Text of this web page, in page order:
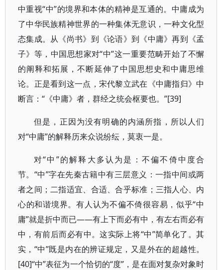
中重视“中”的境界和本体的精神是互通的。中庸成为
了中华民族精神世界的一种集体无意识，一种文化型
态集成。从《尚书》到《论语》到《中庸》再到《孟
子》等，中国思想家对“中”这一重要范畴开始了不懈
的阐释和拓展，不断延伸了中国思想史和中庸思维
论。正是看到这一点，宋代黎立武在《中庸指归》中
断言：“《中庸》者，群经之统会枢要也。”[39]
但是，正因为没有明确的内涵所指，所以人们
对“中庸”的解释历来众说纷纭，莫衷一是。
对“中”的解释大多认为是：不偏不倚中度合
节。“中”字在先秦古籍中有三层意义：一指中间或两
者之间；二指适宜、合适、合乎标准；三指人心、内
心的和谐境界。有人认为不偏不倚很容易，似乎“中
庸”就是折中而已——有上下而必有中，有左右而必有
中，有前后而必有中。这实际上将“中”简单化了。其
实，“中”既是内在的辨证规定，又是外在的超越性。
[40]“中”表征为一个恰切的“度”，是在面对复杂对象时